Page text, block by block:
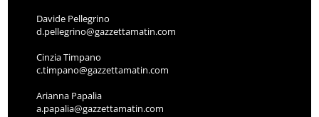
Davide Pellegrino
d.pellegrino@gazzettamatin.com
Cinzia Timpano
c.timpano@gazzettamatin.com
Arianna Papalia
a.papalia@gazzettamatin.com